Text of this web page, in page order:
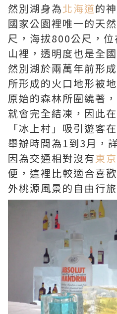
然別湖身為北海道的
國家公園裡唯一的天
尺，海拔800公尺，
山裡，透明度也是全
然別湖於兩萬年前形
所形成的火口地形被
原始的森林所圍繞著
就會完全結凍，因此
「冰上村」吸引遊客
舉辦時間為1到3月，
因為交通相對沒有東京
便，這裡比較適合喜
外桃源風景的自由行